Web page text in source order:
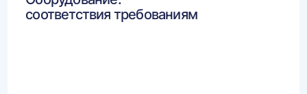
соответствия требованиям